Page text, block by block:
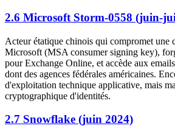
2.6 Microsoft Storm-0558 (juin-
Acteur étatique chinois qui compromet une
Microsoft (MSA consumer signing key),
pour Exchange Online, et accède aux
dont des agences fédérales américaines.
d'exploitation technique applicative, mais
cryptographique d'identités.
2.7 Snowflake (juin 2024)